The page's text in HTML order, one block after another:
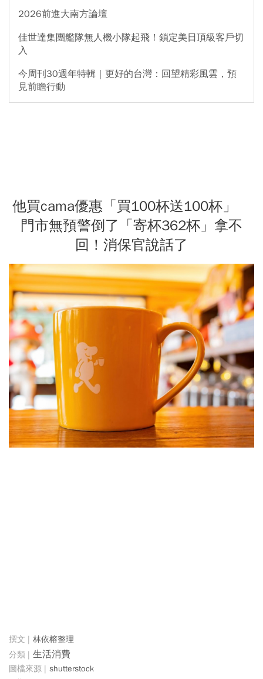
2026前進大南方論壇
佳世達集團艦隊無人機小隊起飛！鎖定美日頂級客戶切
入
今周刊30週年特輯｜更好的台灣：回望精彩風雲，預
見前瞻行動
他買cama優惠「買100杯送100杯」
門市無預警倒了「寄杯362杯」拿不
回！消保官說話了
林依榕整理
生活消費
shutterstock